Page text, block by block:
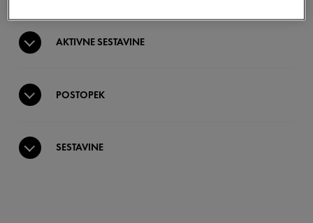
AKTIVNE SESTAVINE
POSTOPEK
SESTAVINE